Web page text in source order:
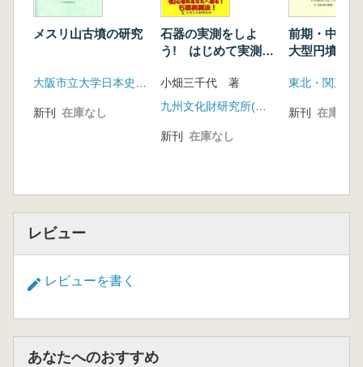
メスリ山古墳の研究
大阪市立大学日本史研究室
新刊 在庫なし
石器の実測をしよ
う! はじめて実測を
小畑三千代 著
九州文化財研究所(トライ)
新刊 在庫なし
前期・中期
大型円墳の
新刊 在庫なし
レビュー
レビューを書く
あなたへのおすすめ